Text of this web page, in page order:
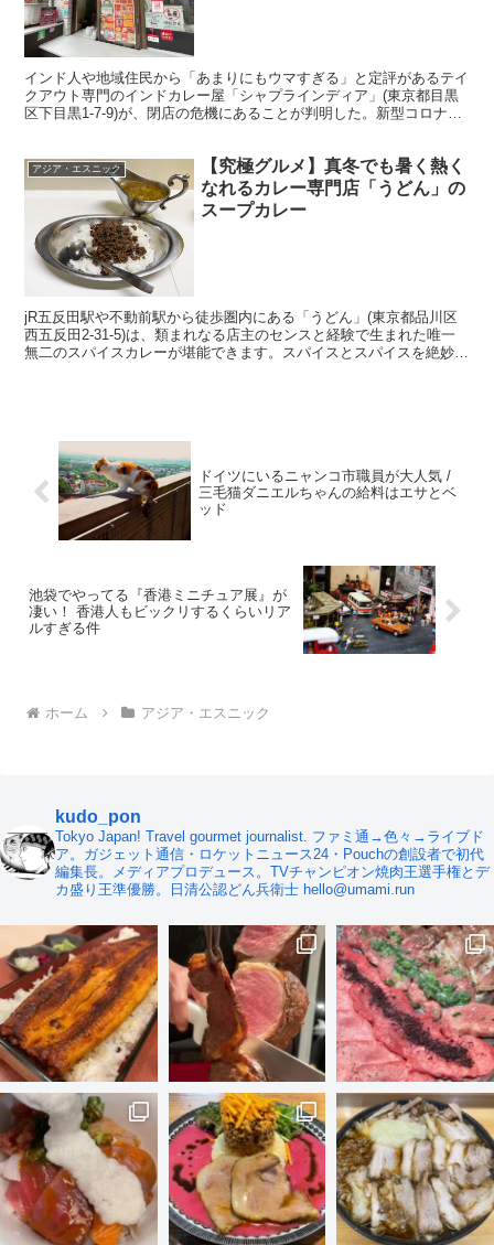
インド人や地域住民から「あまりにもウマすぎる」と定評があるテイ
クアウト専門のインドカレー屋「シャプラインディア」(東京都目黒
区下目黒1-7-9)が、閉店の危機にあることが判明した。新型コロナウ
アジア・エスニック
【究極グルメ】真冬でも暑く熱く
なれるカレー専門店「うどん」の
スープカレー
jR五反田駅や不動前駅から徒歩圏内にある「うどん」(東京都品川区
西五反田2-31-5)は、類まれなる店主のセンスと経験で生まれた唯一
無二のスパイスカレーが堪能できます。スパイスとスパイスを絶妙な
ドイツにいるニャンコ市職員が大人気 /
三毛猫ダニエルちゃんの給料はエサとベ
ッド
池袋でやってる『香港ミニチュア展』が
凄い！ 香港人もビックリするくらいリア
ルすぎる件
ホーム アジア・エスニック
kudo_pon
Tokyo Japan! Travel gourmet journalist. ファミ通→色々→ライブド
ア。ガジェット通信・ロケットニュース24・Pouchの創設者で初代
編集長。メディアプロデュース。TVチャンピオン焼肉王選手権とデ
カ盛り王準優勝。日清公認どん兵衛士 hello@umami.run